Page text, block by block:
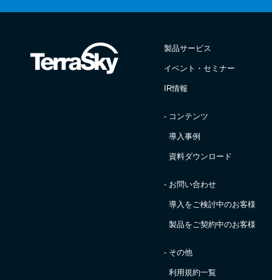
製品サービス
イベント・セミナー
IR情報
- コンテンツ
導入事例
資料ダウンロード
- お問い合わせ
導入をご検討中のお客様
製品をご契約中のお客様
- その他
利用規約一覧